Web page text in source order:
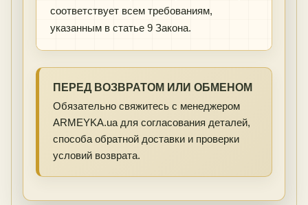
соответствует всем требованиям,
указанным в статье 9 Закона.
ПЕРЕД ВОЗВРАТОМ ИЛИ ОБМЕНОМ
Обязательно свяжитесь с менеджером
ARMEYKA.ua для согласования деталей,
способа обратной доставки и проверки
условий возврата.